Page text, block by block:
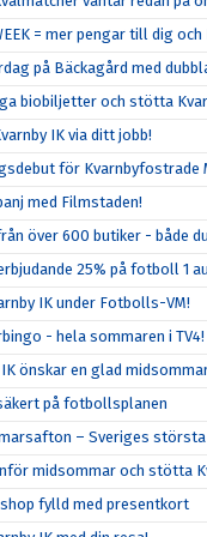
= mer pengar till dig och
på Bäckagård med
biobiljetter och stötta
IK via ditt jobb!
för Kvarnbyfostrade
med Filmstaden!
över 600 butiker - både
25% på fotboll 1
IK under Fotbolls-VM!
- hela sommaren i TV4!
IK önskar en glad
på fotbollsplanen
– Sveriges
midsommar och stötta
fylld med presentkort